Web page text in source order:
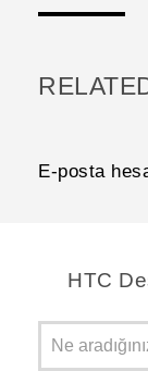
E-posta
HTC